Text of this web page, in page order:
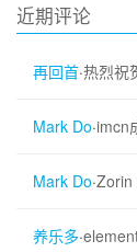
近期评论
再回首·热烈祝
Mark Do·imcn
Mark Do·Zorin
养乐多·